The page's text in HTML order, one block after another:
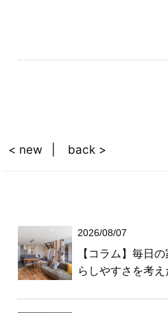
< new back >
2026/08/07
【コラム】毎日
らしやすさを考え